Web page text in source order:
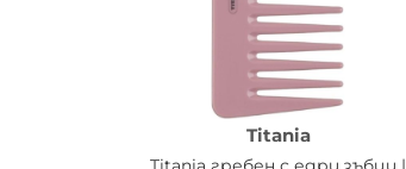
Titania